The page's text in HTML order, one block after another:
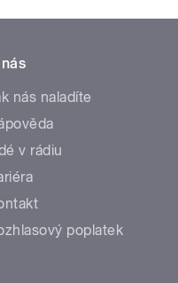
nás naladíte
v rádiu
poplatek